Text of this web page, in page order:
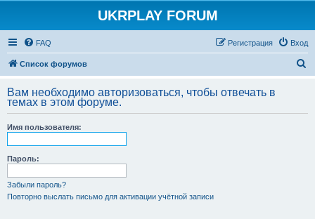
UKRPLAY FORUM
FAQ Вход
Регистрация
Список форумов
с
Вам необходимо авторизоваться, чтобы отвечать в
темах в этом форуме.
Имя пользователя:
Пароль:
Забыли пароль?
Повторно выслать письмо для активации учётной записи